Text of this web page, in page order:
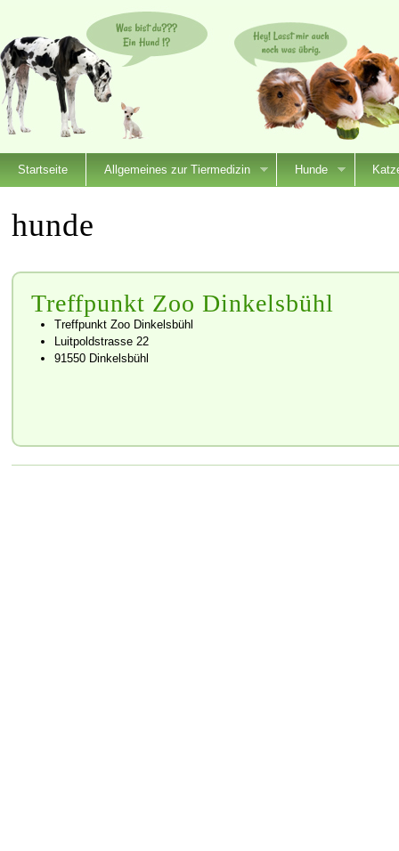
Startseite Allgemeines zur Tiermedizin Hunde
hunde
Treffpunkt Zoo Dinkelsbühl
Treffpunkt Zoo Dinkelsbühl
Luitpoldstrasse 22
91550 Dinkelsbühl